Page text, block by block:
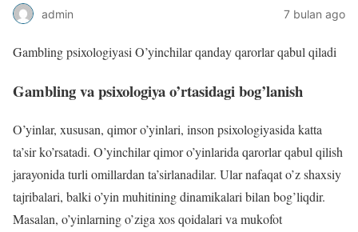
admin 7 bulan ago
Gambling psixologiyasi O’yinchilar qanday qarorlar qabul qiladi
Gambling va psixologiya o’rtasidagi bog’lanish
O’yinlar, xususan, qimor o’yinlari, inson psixologiyasida katta
ta’sir ko’rsatadi. O’yinchilar qimor o’yinlarida qarorlar qabul qilish
jarayonida turli omillardan ta’sirlanadilar. Ular nafaqat o’z shaxsiy
tajribalari, balki o’yin muhitining dinamikalari bilan bog’liqdir.
Masalan, o’yinlarning o’ziga xos qoidalari va mukofot